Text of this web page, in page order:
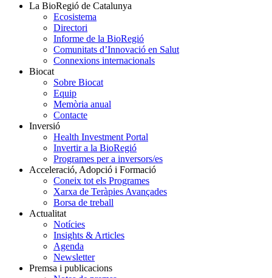
La BioRegió de Catalunya
Ecosistema
Directori
Informe de la BioRegió
Comunitats d’Innovació en Salut
Connexions internacionals
Biocat
Sobre Biocat
Equip
Memòria anual
Contacte
Inversió
Health Investment Portal
Invertir a la BioRegió
Programes per a inversors/es
Acceleració, Adopció i Formació
Coneix tot els Programes
Xarxa de Teràpies Avançades
Borsa de treball
Actualitat
Notícies
Insights & Articles
Agenda
Newsletter
Premsa i publicacions